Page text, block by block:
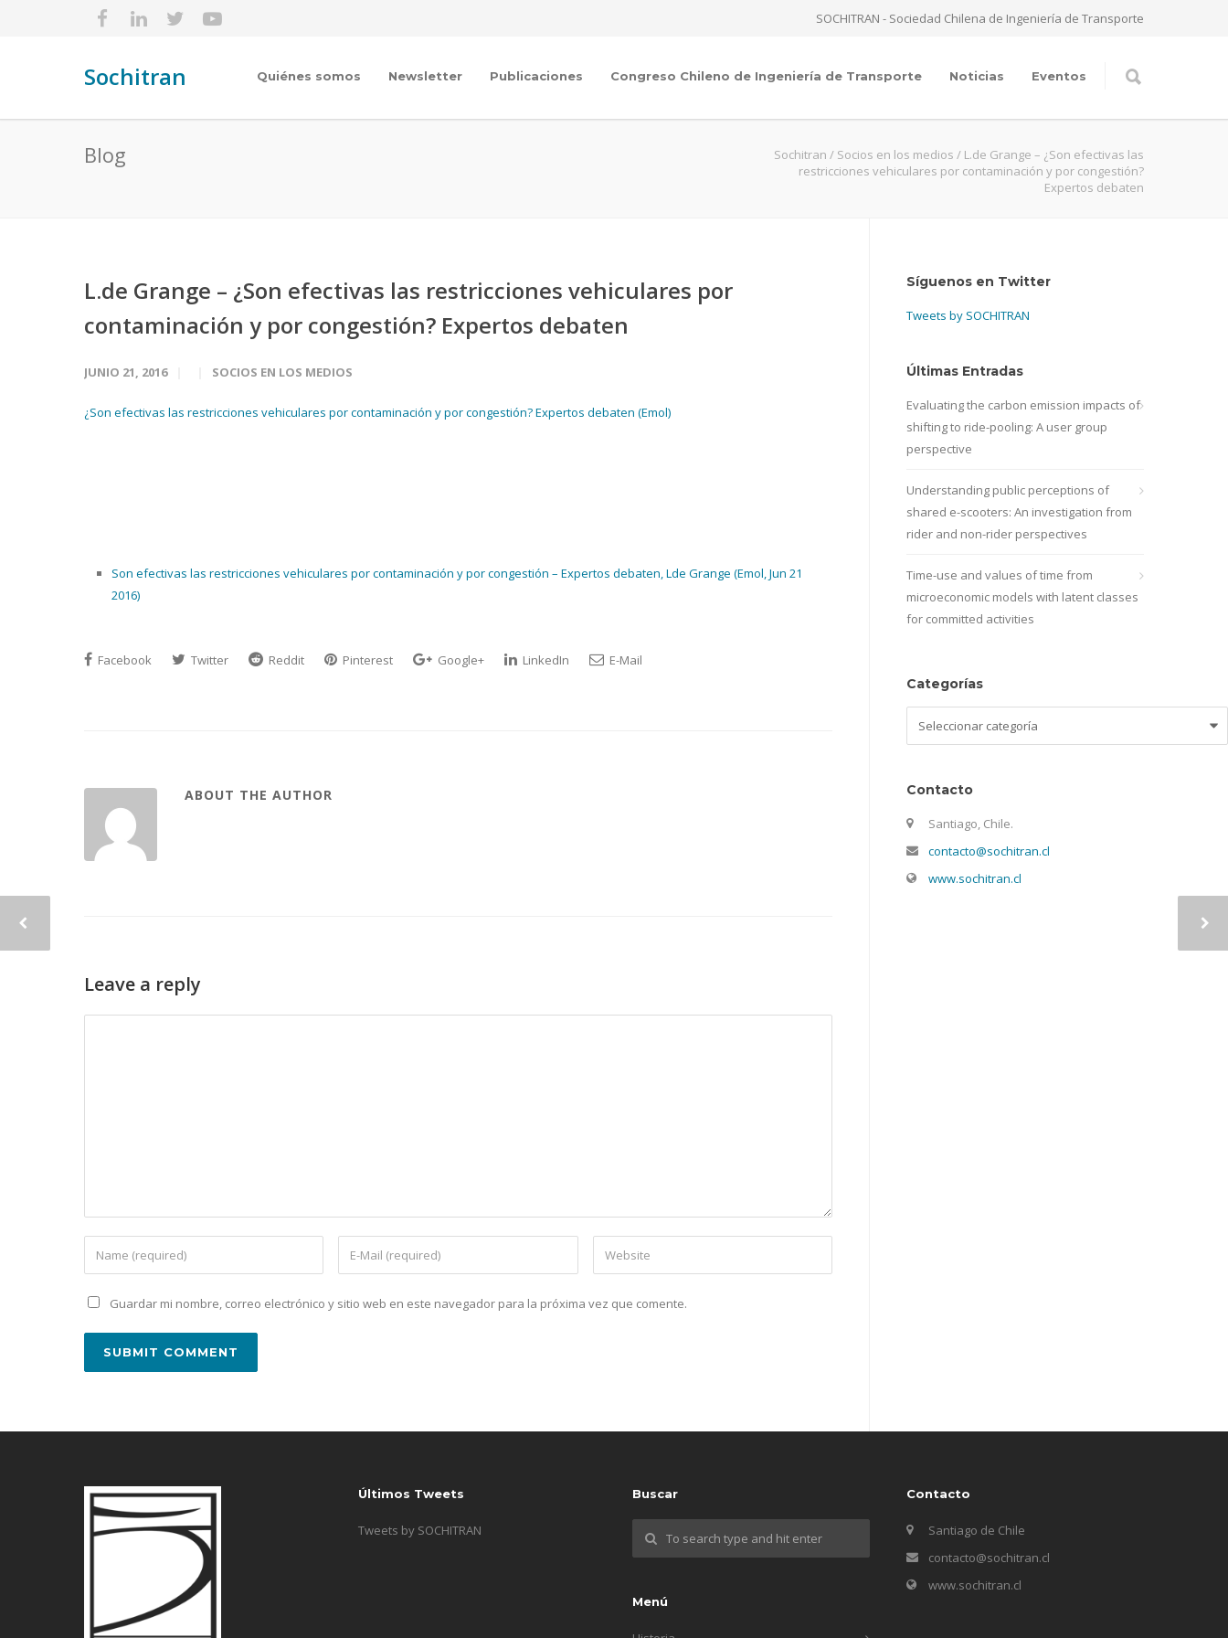
SOCHITRAN - Sociedad Chilena de Ingeniería de Transporte
Sochitran Quiénes somos Newsletter Publicaciones Congreso Chileno de Ingeniería de Transporte Noticias Eventos
Blog Sochitran / Socios en los medios / L.de Grange – ¿Son efectivas las
restricciones vehiculares por contaminación y por congestión?
Expertos debaten
L.de Grange – ¿Son efectivas las restricciones vehiculares por
contaminación y por congestión? Expertos debaten
JUNIO 21, 2016 SOCIOS EN LOS MEDIOS
¿Son efectivas las restricciones vehiculares por contaminación y por congestión? Expertos debaten (Emol)
Son efectivas las restricciones vehiculares por contaminación y por congestión – Expertos debaten, Lde Grange (Emol, Jun 21
2016)
Facebook Twitter Reddit Pinterest Google+ LinkedIn E-Mail
ABOUT THE AUTHOR
Leave a reply
Guardar mi nombre, correo electrónico y sitio web en este navegador para la próxima vez que comente.
Síguenos en Twitter
Tweets by SOCHITRAN
Últimas Entradas
Evaluating the carbon emission impacts of
shifting to ride-pooling: A user group
perspective
Understanding public perceptions of
shared e-scooters: An investigation from
rider and non-rider perspectives
Time-use and values of time from
microeconomic models with latent classes
for committed activities
Categorías
Contacto
Santiago, Chile.
contacto@sochitran.cl
www.sochitran.cl
Últimos Tweets
Tweets by SOCHITRAN
Buscar
Menú
Contacto
Santiago de Chile
contacto@sochitran.cl
www.sochitran.cl